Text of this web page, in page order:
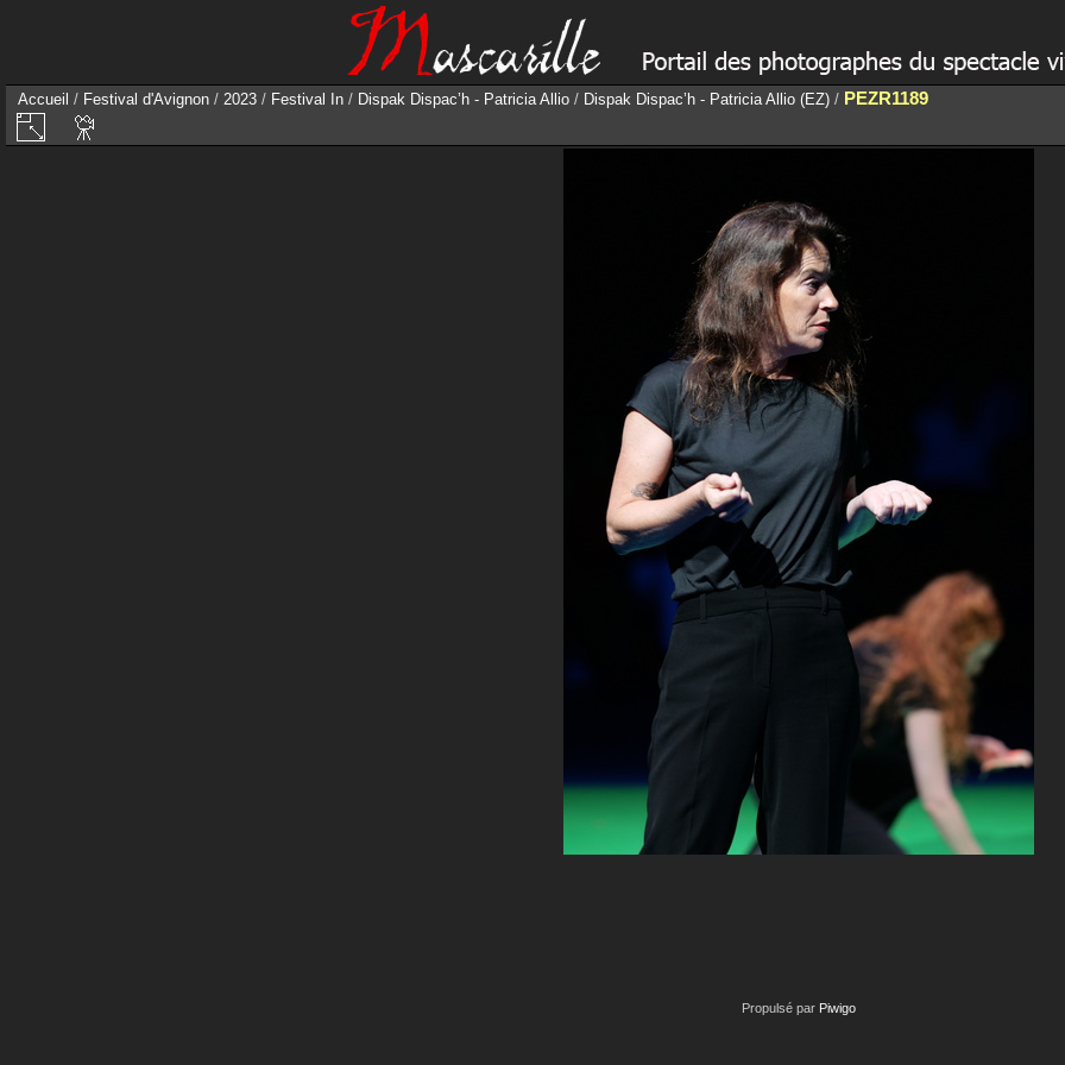
Accueil / Festival d'Avignon / 2023 / Festival In / Dispak Dispac’h - Patricia Allio / Dispak Dispac’h - Patricia Allio (EZ) / PEZR1189
Propulsé par Piwigo